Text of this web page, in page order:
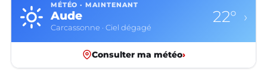
MÉTÉO · MAINTENANT
Aude
Carcassonne · Ciel dégagé
22° ›
Consulter ma météo›